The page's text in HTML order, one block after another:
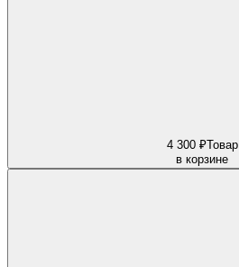
4 300 ₽Товар
в корзине